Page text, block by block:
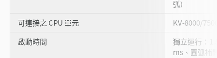
弧)
可連接之 CPU 單元
KV-8000/
啟動時間
獨立運行：
ms、圓弧補